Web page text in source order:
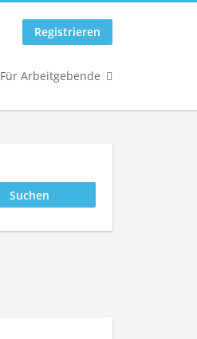
Registrieren
Für Arbeitgebende